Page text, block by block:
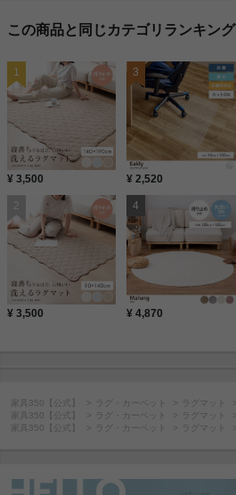
この商品と同じカテゴリランキング
¥ 3,500
¥ 3,500
¥ 2,520
¥ 4,870
家具350【公式】 ラグ・カーペット ラグマット
家具350【公式】
ラグ・カーペット ラグマット
家具350【公式】
ラグ・カーペット ラグマット